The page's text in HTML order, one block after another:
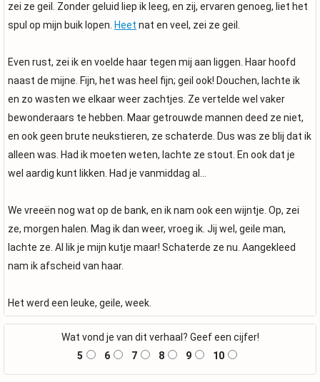
zei ze geil. Zonder geluid liep ik leeg, en zij, ervaren genoeg, liet het
spul op mijn buik lopen. Heet nat en veel, zei ze geil.
Even rust, zei ik en voelde haar tegen mij aan liggen. Haar hoofd
naast de mijne. Fijn, het was heel fijn; geil ook! Douchen, lachte ik
en zo wasten we elkaar weer zachtjes. Ze vertelde wel vaker
bewonderaars te hebben. Maar getrouwde mannen deed ze niet,
en ook geen brute neukstieren, ze schaterde. Dus was ze blij dat ik
alleen was. Had ik moeten weten, lachte ze stout. En ook dat je
wel aardig kunt likken. Had je vanmiddag al…
We vreeën nog wat op de bank, en ik nam ook een wijntje. Op, zei
ze, morgen halen. Mag ik dan weer, vroeg ik. Jij wel, geile man,
lachte ze. Al lik je mijn kutje maar! Schaterde ze nu. Aangekleed
nam ik afscheid van haar.
Het werd een leuke, geile, week.
Wat vond je van dit verhaal? Geef een cijfer!
5
6 7 8 9 10